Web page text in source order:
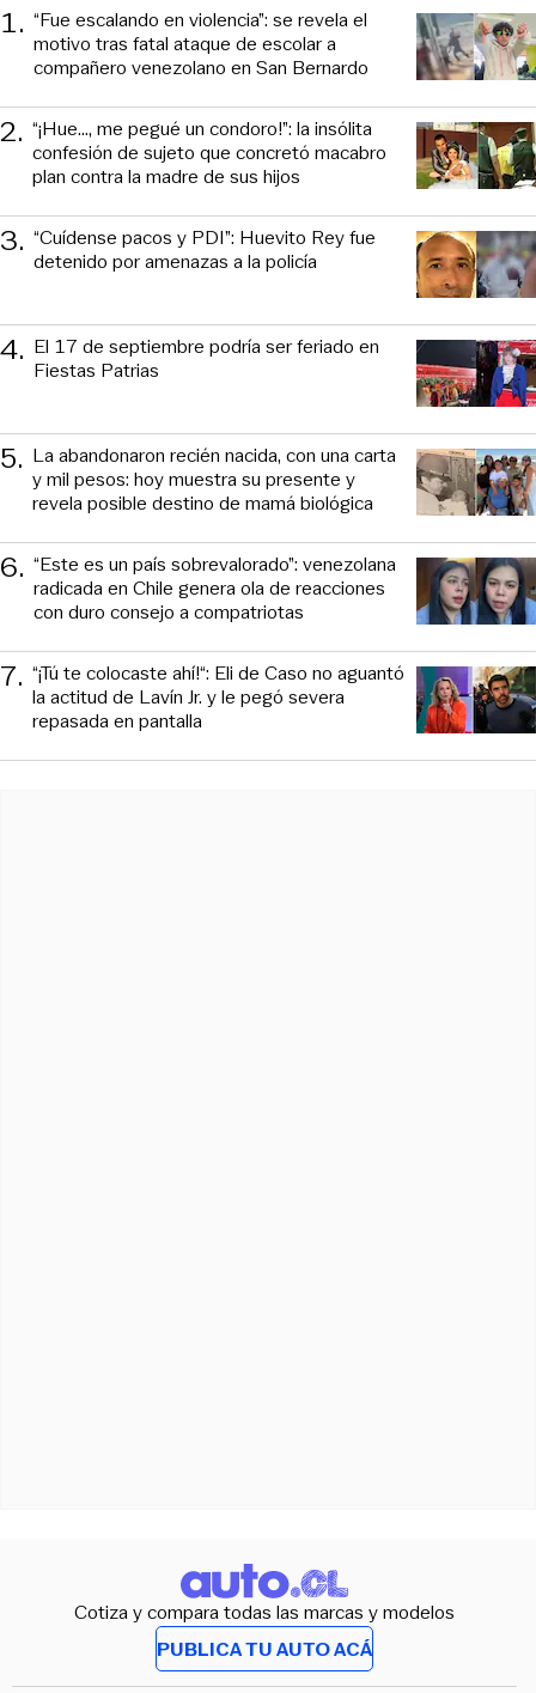
1. “Fue escalando en violencia”: se revela el
motivo tras fatal ataque de escolar a
compañero venezolano en San Bernardo
2. “¡Hue..., me pegué un condoro!”: la insólita
confesión de sujeto que concretó macabro
plan contra la madre de sus hijos
3. “Cuídense pacos y PDI”: Huevito Rey fue
detenido por amenazas a la policía
4. El 17 de septiembre podría ser feriado en
Fiestas Patrias
5. La abandonaron recién nacida, con una carta
y mil pesos: hoy muestra su presente y
revela posible destino de mamá biológica
6. “Este es un país sobrevalorado”: venezolana
radicada en Chile genera ola de reacciones
con duro consejo a compatriotas
7. “¡Tú te colocaste ahí!“: Eli de Caso no aguantó
la actitud de Lavín Jr. y le pegó severa
repasada en pantalla
Cotiza y compara todas las marcas y modelos
PUBLICA TU AUTO ACÁ